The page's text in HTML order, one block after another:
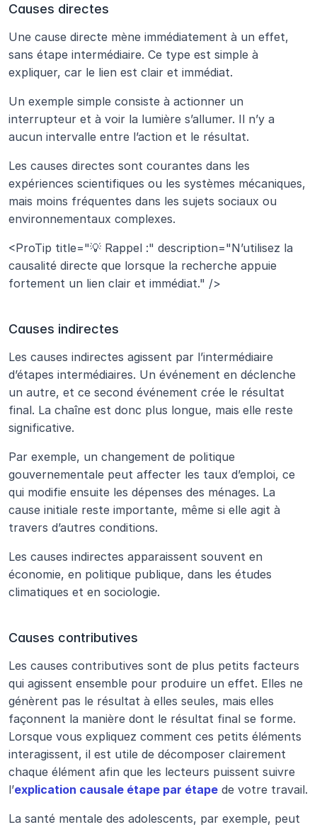
Causes directes
Une cause directe mène immédiatement à un effet,
sans étape intermédiaire. Ce type est simple à
expliquer, car le lien est clair et immédiat.
Un exemple simple consiste à actionner un
interrupteur et à voir la lumière s’allumer. Il n’y a
aucun intervalle entre l’action et le résultat.
Les causes directes sont courantes dans les
expériences scientifiques ou les systèmes mécaniques,
mais moins fréquentes dans les sujets sociaux ou
environnementaux complexes.
<ProTip title="💡 Rappel :" description="N’utilisez la
causalité directe que lorsque la recherche appuie
fortement un lien clair et immédiat." />
Causes indirectes
Les causes indirectes agissent par l’intermédiaire
d’étapes intermédiaires. Un événement en déclenche
un autre, et ce second événement crée le résultat
final. La chaîne est donc plus longue, mais elle reste
significative.
Par exemple, un changement de politique
gouvernementale peut affecter les taux d’emploi, ce
qui modifie ensuite les dépenses des ménages. La
cause initiale reste importante, même si elle agit à
travers d’autres conditions.
Les causes indirectes apparaissent souvent en
économie, en politique publique, dans les études
climatiques et en sociologie.
Causes contributives
Les causes contributives sont de plus petits facteurs
qui agissent ensemble pour produire un effet. Elles ne
génèrent pas le résultat à elles seules, mais elles
façonnent la manière dont le résultat final se forme.
Lorsque vous expliquez comment ces petits éléments
interagissent, il est utile de décomposer clairement
chaque élément afin que les lecteurs puissent suivre
l’explication causale étape par étape de votre travail.
La santé mentale des adolescents, par exemple, peut